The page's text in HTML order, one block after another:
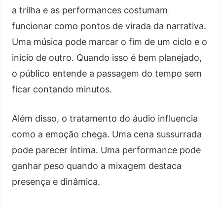
a trilha e as performances costumam
funcionar como pontos de virada da narrativa.
Uma música pode marcar o fim de um ciclo e o
início de outro. Quando isso é bem planejado,
o público entende a passagem do tempo sem
ficar contando minutos.
Além disso, o tratamento do áudio influencia
como a emoção chega. Uma cena sussurrada
pode parecer íntima. Uma performance pode
ganhar peso quando a mixagem destaca
presença e dinâmica.